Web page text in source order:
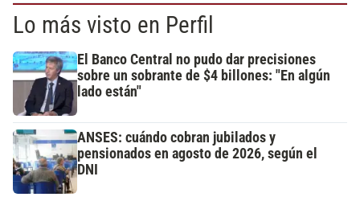
Lo más visto en Perfil
El Banco Central no pudo dar precisiones
sobre un sobrante de $4 billones: "En algún
lado están"
ANSES: cuándo cobran jubilados y
pensionados en agosto de 2026, según el
DNI